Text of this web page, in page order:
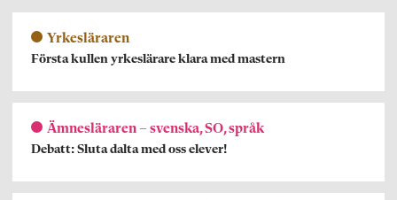
Yrkesläraren
Första kullen yrkeslärare klara med mastern
Ämnesläraren – svenska, SO, språk
Debatt: Sluta dalta med oss elever!